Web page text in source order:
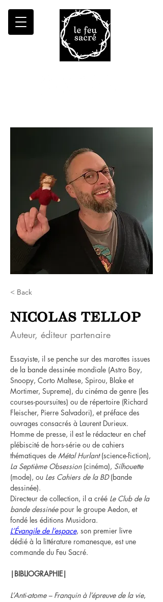
< Back
NICOLAS TELLOP
Auteur, éditeur partenaire
Essayiste, il se penche sur des marottes issues
de la bande dessinée mondiale (Astro Boy,
Snoopy, Corto Maltese, Spirou, Blake et
Mortimer, Supreme), du cinéma de genre (les
courses-poursuites) ou de répertoire (Richard
Fleischer, Pierre Salvadori), et préface des
ouvrages consacrés à Laurent Durieux.
Homme de presse, il est le rédacteur en chef
plébiscité de hors-série ou de cahiers
thématiques de Métal Hurlant (science-fiction),
La Septième Obsession (cinéma), Silhouette
(mode), ou Les Cahiers de la BD (bande
dessinée).
Directeur de collection, il a créé Le Club de la
bande dessinée pour le groupe Aedon, et
fondé les éditions Musidora.
L’Évangile de l’espace, son premier livre
dédié à la littérature romanesque, est une
commande du Feu Sacré.
|BIBLIOGRAPHIE|
L’Anti-atome – Franquin à l’épreuve de la vie,